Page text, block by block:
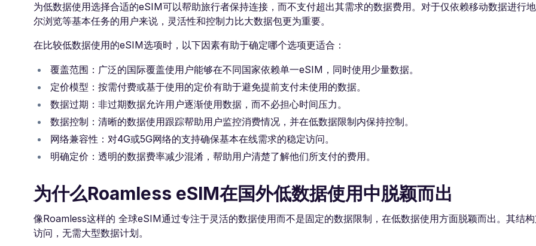
为低数据使用选择合适的eSIM可以帮助旅行者保持连接，而不支付超出其需求的数据费用。对于仅依赖移动数据进行
尔浏览等基本任务的用户来说，灵活性和控制力比大数据包更为重要。
在比较低数据使用的eSIM选项时，以下因素有助于确定哪个选项更适合：
覆盖范围：广泛的国际覆盖使用户能够在不同国家依赖单一eSIM，同时使用少量数据。
定价模型：按需付费或基于使用的定价有助于避免提前支付未使用的数据。
数据过期：非过期数据允许用户逐渐使用数据，而不必担心时间压力。
数据控制：清晰的数据使用跟踪帮助用户监控消费情况，并在低数据限制内保持控制。
网络兼容性：对4G或5G网络的支持确保基本在线需求的稳定访问。
明确定价：透明的数据费率减少混淆，帮助用户清楚了解他们所支付的费用。
为什么Roamless eSIM在国外低数据使用中脱颖而出
像Roamless这样的 全球eSIM通过专注于灵活的数据使用而不是固定的数据限制，在低数据使用方面脱颖而出。其结
访问，无需大型数据计划。